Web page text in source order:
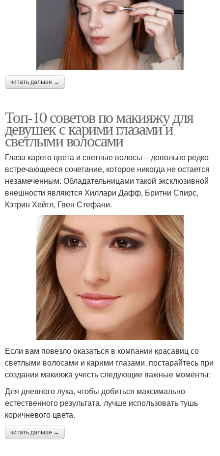
читать дальше →
Топ-10 советов по макияжу для
девушек с карими глазами и
светлыми волосами
Глаза карего цвета и светлые волосы – довольно редко
встречающееся сочетание, которое никогда не остается
незамеченным. Обладательницами такой эксклюзивной
внешности являются Хиллари Дафф, Бритни Спирс,
Кэтрин Хейгл, Гвен Стефани.
Если вам повезло оказаться в компании красавиц со
светлыми волосами и карими глазами, постарайтесь при
создании макияжа учесть следующие важные моменты:
Для дневного лука, чтобы добиться максимально
естественного результата, лучше использовать тушь
коричневого цвета.
читать дальше →